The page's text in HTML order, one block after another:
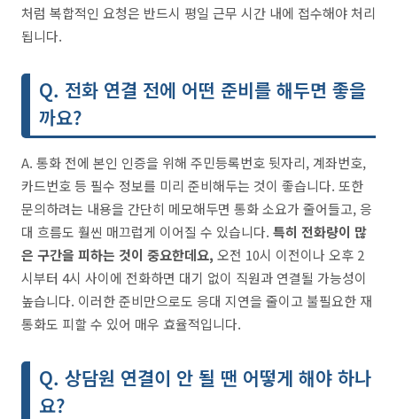
처럼 복합적인 요청은 반드시 평일 근무 시간 내에 접수해야 처리
됩니다.
Q. 전화 연결 전에 어떤 준비를 해두면 좋을
까요?
A. 통화 전에 본인 인증을 위해 주민등록번호 뒷자리, 계좌번호,
카드번호 등 필수 정보를 미리 준비해두는 것이 좋습니다. 또한
문의하려는 내용을 간단히 메모해두면 통화 소요가 줄어들고, 응
대 흐름도 훨씬 매끄럽게 이어질 수 있습니다. 특히 전화량이 많
은 구간을 피하는 것이 중요한데요, 오전 10시 이전이나 오후 2
시부터 4시 사이에 전화하면 대기 없이 직원과 연결될 가능성이
높습니다. 이러한 준비만으로도 응대 지연을 줄이고 불필요한 재
통화도 피할 수 있어 매우 효율적입니다.
Q. 상담원 연결이 안 될 땐 어떻게 해야 하나
요?